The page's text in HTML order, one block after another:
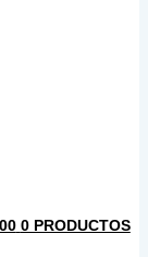
0 PRODUCTOS